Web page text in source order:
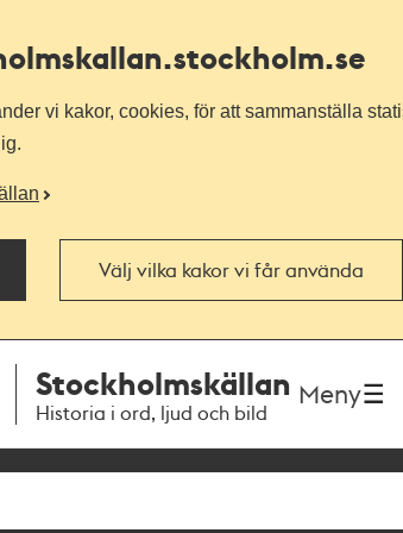
.stockholm.se
vi kakor, cookies, för att sammanställa
Välj vilka kakor vi får använda
Stockholmskällan
Historia i ord, ljud och bild
Meny